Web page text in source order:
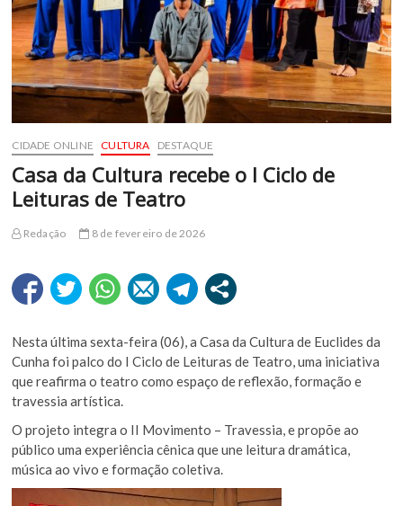
CIDADE ONLINE CULTURA DESTAQUE
Casa da Cultura recebe o I Ciclo de
Leituras de Teatro
Redação 8 de fevereiro de 2026
Nesta última sexta-feira (06), a Casa da Cultura de Euclides da
Cunha foi palco do I Ciclo de Leituras de Teatro, uma iniciativa
que reafirma o teatro como espaço de reflexão, formação e
travessia artística.
O projeto integra o II Movimento – Travessia, e propõe ao
público uma experiência cênica que une leitura dramática,
música ao vivo e formação coletiva.